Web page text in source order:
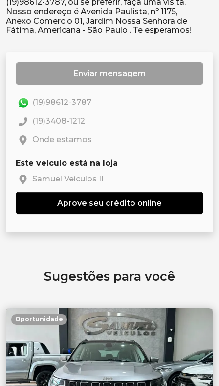
(19)98612-3787, ou se preferir, faça uma visita.
Nosso endereço é Avenida Paulista, nº 1175,
Anexo Comercio 01, Jardim Nossa Senhora de
Enviar mensagem
(19)98612-3787
(19)3408-1212
Onde estamos
Este veículo está na loja
Samuel Veículos II
Aprove seu crédito online
Sugestões para você
Oportunidade